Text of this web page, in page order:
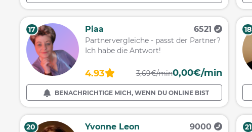
17 Piaa 6521
Partnervergleiche - passt der Partner?
Ich habe die Antwort!
4.93 3,69€/min0,00€/min
BENACHRICHTIGE MICH, WENN DU ONLINE BIST
18
20 Yvonne Leon 9000 21